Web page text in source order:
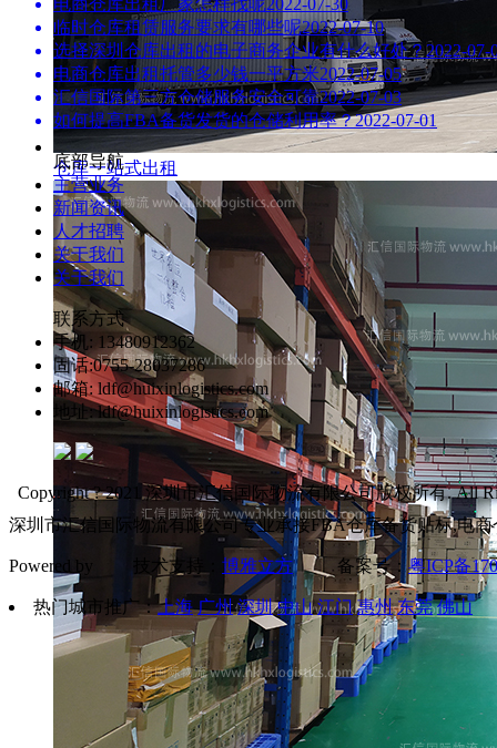
仓库一站式出租
临时仓库租赁服务要求有哪些呢2022-07-10
选择深圳仓库出租的电子商务企业有什么好处？2022-07-
电商仓库出租托管多少钱一平方米2022-07-05
汇信国际第三方仓储服务安全可靠2022-07-03
如何提高FBA备货发货的仓储利用率？2022-07-01
底部导航
主营业务
新闻资讯
人才招聘
关于我们
关于我们
联系方式
手机: 13480912362
固话:0755-28037286
邮箱: ldf@huixinlogistics.com
地址: ldf@huixinlogistics.com
Copyright ? 2021 深圳市汇信国际物流有限公司版权所有. All
深圳市汇信国际物流有限公司专业承接FBA仓库备货贴标,电
Powered by 技术支持： 博雅立方备案号：粤ICP备
热门城市推广：上海 广州 深圳 中山 江门 惠州 东莞 佛山